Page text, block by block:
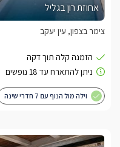
אחוזת רון בגליל
צימר בצפון, עין יעקב
וילה מול הנוף עם 7 חדרי שינה